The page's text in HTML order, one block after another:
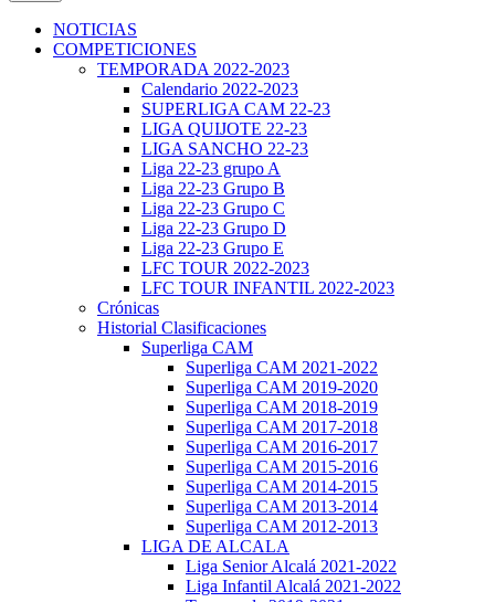
NOTICIAS
COMPETICIONES
TEMPORADA 2022-2023
Calendario 2022-2023
SUPERLIGA CAM 22-23
LIGA QUIJOTE 22-23
LIGA SANCHO 22-23
Liga 22-23 grupo A
Liga 22-23 Grupo B
Liga 22-23 Grupo C
Liga 22-23 Grupo D
Liga 22-23 Grupo E
LFC TOUR 2022-2023
LFC TOUR INFANTIL 2022-2023
Crónicas
Historial Clasificaciones
Superliga CAM
Superliga CAM 2021-2022
Superliga CAM 2019-2020
Superliga CAM 2018-2019
Superliga CAM 2017-2018
Superliga CAM 2016-2017
Superliga CAM 2015-2016
Superliga CAM 2014-2015
Superliga CAM 2013-2014
Superliga CAM 2012-2013
LIGA DE ALCALA
Liga Senior Alcalá 2021-2022
Liga Infantil Alcalá 2021-2022